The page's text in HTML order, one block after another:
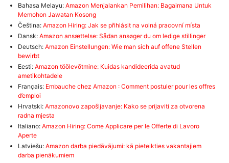
Bahasa Melayu: Amazon Menjalankan Pemilihan: Bagaimana Untuk
Memohon Jawatan Kosong
Čeština: Amazon Hiring: Jak se přihlásit na volná pracovní místa
Dansk: Amazon ansættelse: Sådan ansøger du om ledige stillinger
Deutsch: Amazon Einstellungen: Wie man sich auf offene Stellen
bewirbt
Eesti: Amazon töölevõtmine: Kuidas kandideerida avatud
ametikohtadele
Français: Embauche chez Amazon : Comment postuler pour les offres
d’emploi
Hrvatski: Amazonovo zapošljavanje: Kako se prijaviti za otvorena
radna mjesta
Italiano: Amazon Hiring: Come Applicare per le Offerte di Lavoro
Aperte
Latviešu: Amazon darba piedāvājumi: kā pieteikties vakantajiem
darba pienākumiem